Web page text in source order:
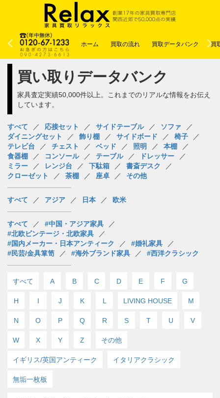
ホーム 買取の流れ 買取データバンク 買
買い取りデータバンク
家具査定実績50,000件以上。これまでのリアルな情報をお伝え
しています。
すべて 応接セット サイドテーブル
ソファ
ダイニングセット
飾り棚 サイドボード
椅子
テレビ台
チェスト ベッド 照明
本棚
食器棚
コンソール テーブル
ドレッサー
ミラー
レンジ台 下駄箱
書斎デスク
クローゼット
茶棚 座卓 その他
すべて アジア 日本 欧米
すべて
#中国・アジア家具
#北欧ビンテージ・北欧家具
#国内メーカー・日本アンティーク
#婚礼家具
#民芸/金具箪笥
#海外ブランド家具 #西洋クラシック
すべて A B C D E F G
H I J K L LIVING HOUSE M
N O P Q R S T U V
W X Y Z その他
イギリス/英国アンティーク イタリアクラシック
無垢一枚板